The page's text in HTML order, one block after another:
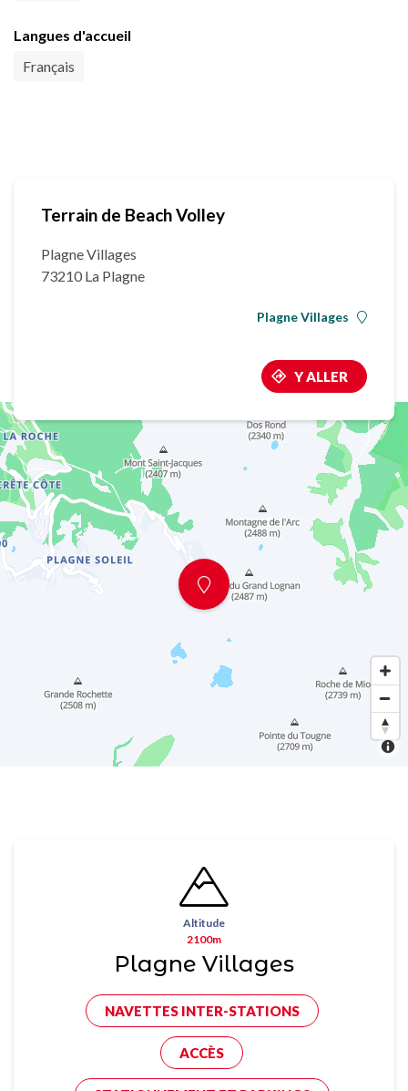
Langues d'accueil
Français
Terrain de Beach Volley
Plagne Villages
73210 La Plagne
Plagne Villages
Y ALLER
Altitude
2100m
Plagne Villages
NAVETTES INTER-STATIONS
ACCÈS